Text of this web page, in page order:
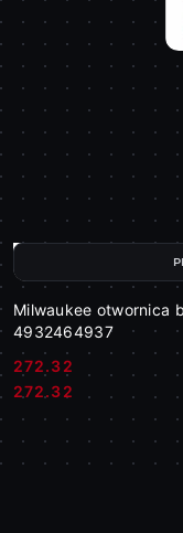
Milwaukee otwornica
4932464937
Cena:
272.32
Cena:
272.32